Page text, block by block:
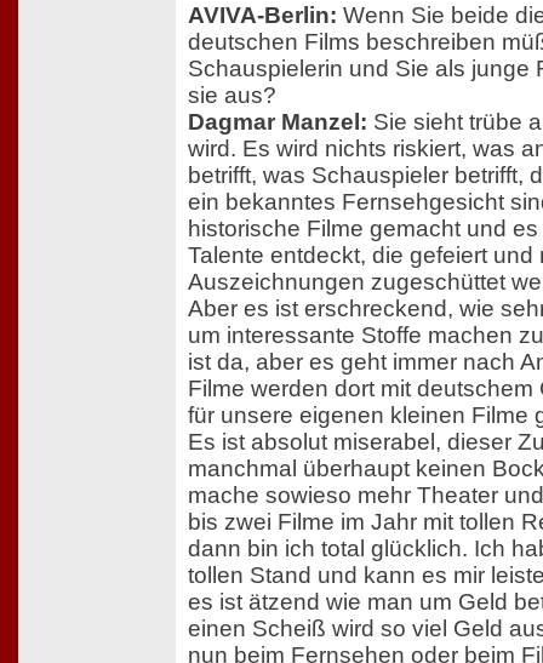
AVIVA-Berlin: Wenn Sie beide
deutschen Films beschreiben
Schauspielerin und Sie als junge
sie aus?
Dagmar Manzel: Sie sieht trübe
wird. Es wird nichts riskiert, was
betrifft, was Schauspieler betrifft,
ein bekanntes Fernsehgesicht
historische Filme gemacht und
Talente entdeckt, die gefeiert und
Auszeichnungen zugeschüttet
Aber es ist erschreckend, wie
um interessante Stoffe machen
ist da, aber es geht immer nach
Filme werden dort mit deutschem
für unsere eigenen kleinen Filme
Es ist absolut miserabel, dieser
manchmal überhaupt keinen
mache sowieso mehr Theater
bis zwei Filme im Jahr mit tollen
dann bin ich total glücklich. Ich
tollen Stand und kann es mir
es ist ätzend wie man um Geld
einen Scheiß wird so viel Geld
nun beim Fernsehen oder beim